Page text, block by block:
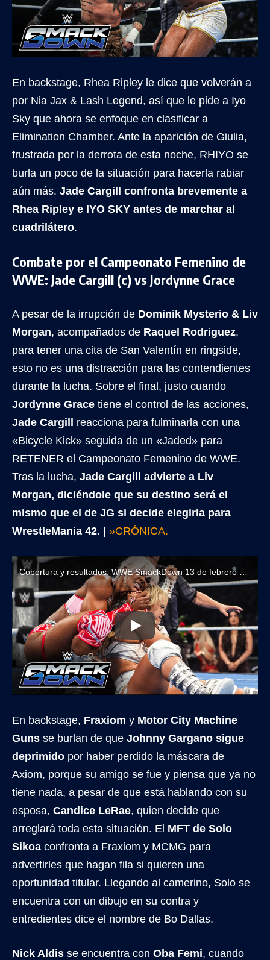
En backstage, Rhea Ripley le dice que volverán a
por Nia Jax & Lash Legend, así que le pide a Iyo
Sky que ahora se enfoque en clasificar a
Elimination Chamber. Ante la aparición de Giulia,
frustrada por la derrota de esta noche, RHIYO se
burla un poco de la situación para hacerla rabiar
aún más. Jade Cargill confronta brevemente a
Rhea Ripley e IYO SKY antes de marchar al
cuadrilátero.
Combate por el Campeonato Femenino de
WWE: Jade Cargill (c) vs Jordynne Grace
A pesar de la irrupción de Dominik Mysterio & Liv
Morgan, acompañados de Raquel Rodriguez,
para tener una cita de San Valentín en ringside,
esto no es una distracción para las contendientes
durante la lucha. Sobre el final, justo cuando
Jordynne Grace tiene el control de las acciones,
Jade Cargill
reacciona para fulminarla con una
«Bicycle Kick» seguida de un «Jaded» para
RETENER el Campeonato Femenino de WWE.
Tras la lucha, Jade Cargill advierte a Liv
Morgan, diciéndole que su destino será el
mismo que el de JG si decide elegirla para
WrestleMania 42. | »CRÓNICA.
En backstage, Fraxiom y Motor City Machine
Guns se burlan de que Johnny Gargano sigue
deprimido por haber perdido la máscara de
Axiom, porque su amigo se fue y piensa que ya no
tiene nada, a pesar de que está hablando con su
esposa, Candice LeRae, quien decide que
arreglará toda esta situación. El MFT de Solo
Sikoa confronta a Fraxiom y MCMG para
advertirles que hagan fila si quieren una
oportunidad titular. Llegando al camerino, Solo se
encuentra con un dibujo en su contra y
entredientes dice el nombre de Bo Dallas.
Nick Aldis se encuentra con Oba Femi, cuando